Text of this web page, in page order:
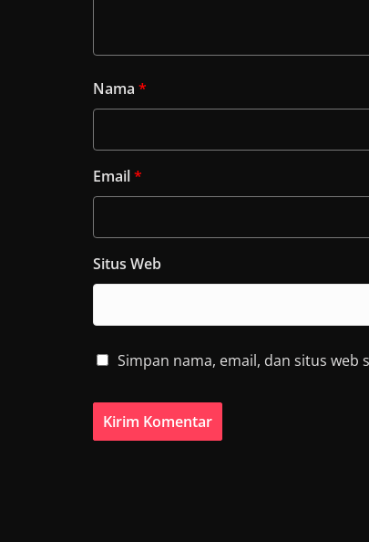
Nama *
Email*
Situs Web
Simpan nama, email, dan situs